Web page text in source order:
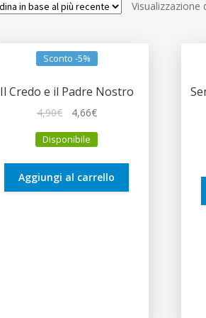
Visualizzazione
Sconto -5%
Il Credo e il Padre Nostro
4,90€
originale
4,90€.
4,66€Il
attuale
4,66€.
Disponibile
Aggiungi al carrello